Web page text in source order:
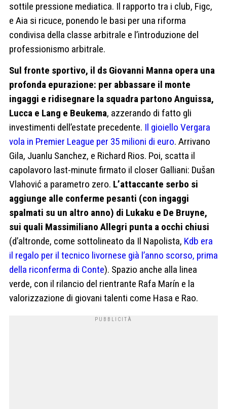
sottile pressione mediatica. Il rapporto tra i club, Figc,
e Aia si ricuce, ponendo le basi per una riforma
condivisa della classe arbitrale e l’introduzione del
professionismo arbitrale.
Sul fronte sportivo, il ds Giovanni Manna opera una
profonda epurazione: per abbassare il monte
ingaggi e ridisegnare la squadra partono Anguissa,
Lucca e Lang e Beukema, azzerando di fatto gli
investimenti dell’estate precedente. Il gioiello Vergara
vola in Premier League per 35 milioni di euro. Arrivano
Gila, Juanlu Sanchez, e Richard Rios. Poi, scatta il
capolavoro last-minute firmato il closer Galliani: Dušan
Vlahović a parametro zero. L’attaccante serbo si
aggiunge alle conferme pesanti (con ingaggi
spalmati su un altro anno) di Lukaku e De Bruyne,
sui quali Massimiliano Allegri punta a occhi chiusi
(d’altronde, come sottolineato da Il Napolista, Kdb era
il regalo per il tecnico livornese già l’anno scorso, prima
della riconferma di Conte). Spazio anche alla linea
verde, con il rilancio del rientrante Rafa Marín e la
valorizzazione di giovani talenti come Hasa e Rao.